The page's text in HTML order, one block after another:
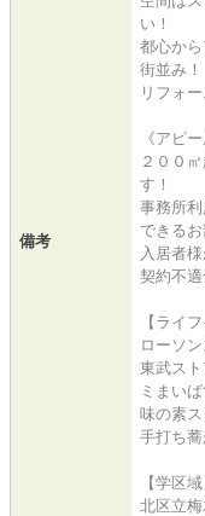
備考
い！
都心か
街並み！
リフォ
《アピ
２００
す！
事務所
できるお
入居者
契約不適
【ライ
ローソ
東武ス
ミまい
味の素
手打ち
【学区域
北区立